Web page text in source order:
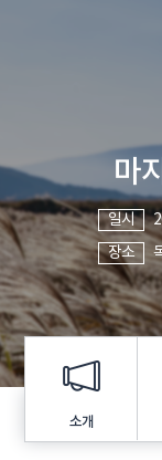
마
일시
장소
소개